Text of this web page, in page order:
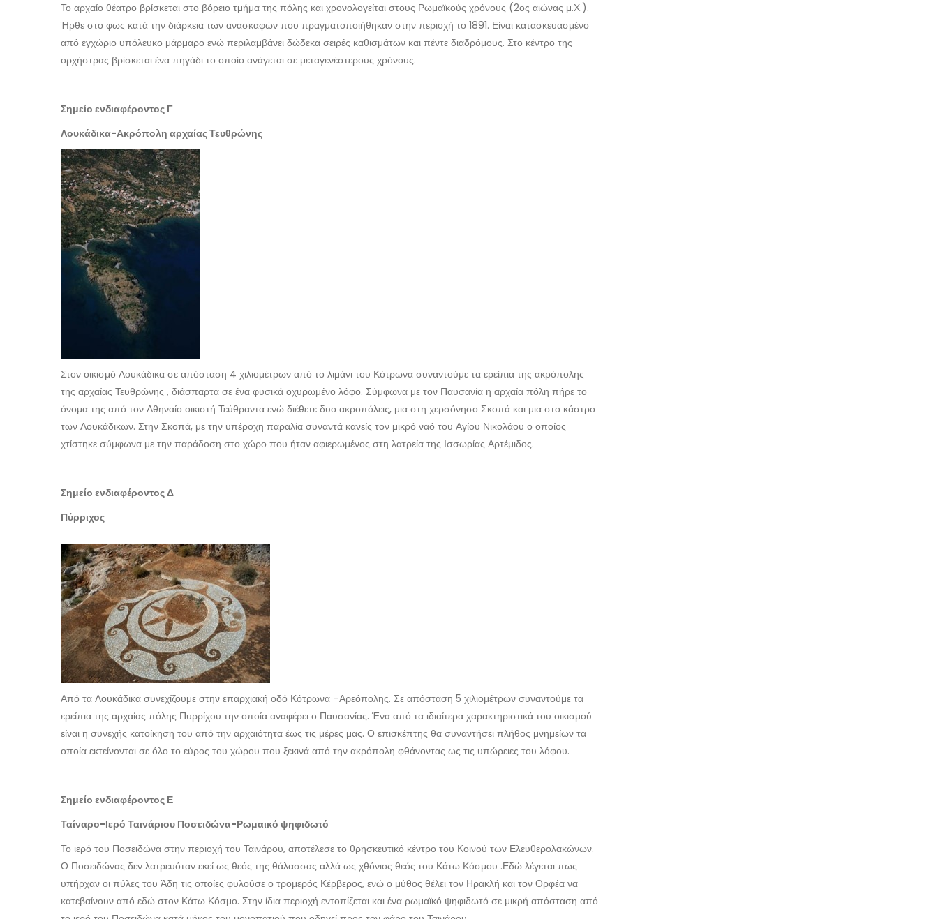
Το αρχαίο θέατρο βρίσκεται στο βόρειο τμήμα της πόλης και χρονολογείται στους Ρωμαϊκούς χρόνους (2ος αιώνας μ.Χ.).
Ήρθε στο φως κατά την διάρκεια των ανασκαφών που πραγματοποιήθηκαν στην περιοχή το 1891. Είναι κατασκευασμένο
από εγχώριο υπόλευκο μάρμαρο ενώ περιλαμβάνει δώδεκα σειρές καθισμάτων και πέντε διαδρόμους. Στο κέντρο της
ορχήστρας βρίσκεται ένα πηγάδι το οποίο ανάγεται σε μεταγενέστερους χρόνους.
Σημείο ενδιαφέροντος Γ
Λουκάδικα-Ακρόπολη αρχαίας Τευθρώνης
Στον οικισμό Λουκάδικα σε απόσταση 4 χιλιομέτρων από το λιμάνι του Κότρωνα συναντούμε τα ερείπια της ακρόπολης
της αρχαίας Τευθρώνης , διάσπαρτα σε ένα φυσικά οχυρωμένο λόφο. Σύμφωνα με τον Παυσανία η αρχαία πόλη πήρε το
όνομα της από τον Αθηναίο οικιστή Τεύθραντα ενώ διέθετε δυο ακροπόλεις, μια στη χερσόνησο Σκοπά και μια στο κάστρο
των Λουκάδικων. Στην Σκοπά, με την υπέροχη παραλία συναντά κανείς τον μικρό ναό του Αγίου Νικολάου ο οποίος
χτίστηκε σύμφωνα με την παράδοση στο χώρο που ήταν αφιερωμένος στη λατρεία της Ισσωρίας Αρτέμιδος.
Σημείο ενδιαφέροντος Δ
Πύρριχος
Από τα Λουκάδικα συνεχίζουμε στην επαρχιακή οδό Κότρωνα –Αρεόπολης. Σε απόσταση 5 χιλιομέτρων συναντούμε τα
ερείπια της αρχαίας πόλης Πυρρίχου την οποία αναφέρει ο Παυσανίας. Ένα από τα ιδιαίτερα χαρακτηριστικά του οικισμού
είναι η συνεχής κατοίκηση του από την αρχαιότητα έως τις μέρες μας. Ο επισκέπτης θα συναντήσει πλήθος μνημείων τα
οποία εκτείνονται σε όλο το εύρος του χώρου που ξεκινά από την ακρόπολη φθάνοντας ως τις υπώρειες του λόφου.
Σημείο ενδιαφέροντος Ε
Ταίναρο-Ιερό Ταινάριου Ποσειδώνα-Ρωμαικό ψηφιδωτό
Το ιερό του Ποσειδώνα στην περιοχή του Ταινάρου, αποτέλεσε το θρησκευτικό κέντρο του Κοινού των Ελευθερολακώνων.
Ο Ποσειδώνας δεν λατρευόταν εκεί ως θεός της θάλασσας αλλά ως χθόνιος θεός του Κάτω Κόσμου .Εδώ λέγεται πως
υπήρχαν οι πύλες του Άδη τις οποίες φυλούσε ο τρομερός Κέρβερος, ενώ ο μύθος θέλει τον Ηρακλή και τον Ορφέα να
κατεβαίνουν από εδώ στον Κάτω Κόσμο. Στην ίδια περιοχή εντοπίζεται και ένα ρωμαϊκό ψηφιδωτό σε μικρή απόσταση από